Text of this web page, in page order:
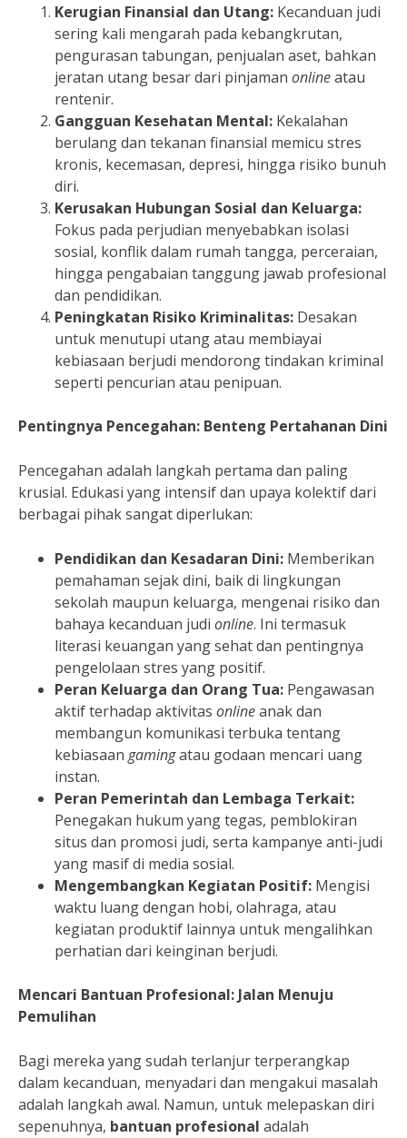
Kerugian Finansial dan Utang: Kecanduan judi
sering kali mengarah pada kebangkrutan,
pengurasan tabungan, penjualan aset, bahkan
jeratan utang besar dari pinjaman onlineatau
rentenir.
Gangguan Kesehatan Mental: Kekalahan
berulang dan tekanan finansial memicu stres
kronis, kecemasan, depresi, hingga risiko bunuh
diri.
Kerusakan Hubungan Sosial dan Keluarga:
Fokus pada perjudian menyebabkan isolasi
sosial, konflik dalam rumah tangga, perceraian,
hingga pengabaian tanggung jawab profesional
dan pendidikan.
Peningkatan Risiko Kriminalitas: Desakan
untuk menutupi utang atau membiayai
kebiasaan berjudi mendorong tindakan kriminal
seperti pencurian atau penipuan.
Pentingnya Pencegahan: Benteng Pertahanan Dini
Pencegahan adalah langkah pertama dan paling
krusial. Edukasi yang intensif dan upaya kolektif dari
berbagai pihak sangat diperlukan:
Pendidikan dan Kesadaran Dini: Memberikan
pemahaman sejak dini, baik di lingkungan
sekolah maupun keluarga, mengenai risiko dan
bahaya kecanduan judi online. Ini termasuk
literasi keuangan yang sehat dan pentingnya
pengelolaan stres yang positif.
Peran Keluarga dan Orang Tua: Pengawasan
aktif terhadap aktivitas onlineanak dan
membangun komunikasi terbuka tentang
kebiasaan gamingatau godaan mencari uang
instan.
Peran Pemerintah dan Lembaga Terkait:
Penegakan hukum yang tegas, pemblokiran
situs dan promosi judi, serta kampanye anti-judi
yang masif di media sosial.
Mengembangkan Kegiatan Positif: Mengisi
waktu luang dengan hobi, olahraga, atau
kegiatan produktif lainnya untuk mengalihkan
perhatian dari keinginan berjudi.
Mencari Bantuan Profesional: Jalan Menuju
Pemulihan
Bagi mereka yang sudah terlanjur terperangkap
dalam kecanduan, menyadari dan mengakui masalah
adalah langkah awal. Namun, untuk melepaskan diri
sepenuhnya, bantuan profesional adalah